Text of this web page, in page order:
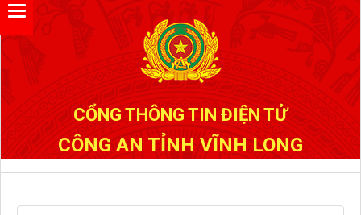
CỔNG THÔNG TIN ĐIỆN TỬ
CÔNG AN TỈNH VĨNH LONG